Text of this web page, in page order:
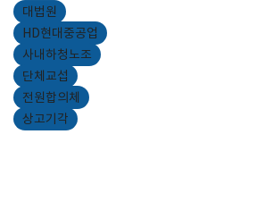
대법원
HD현대중공업
사내하청노조
단체교섭
전원합의체
상고기각